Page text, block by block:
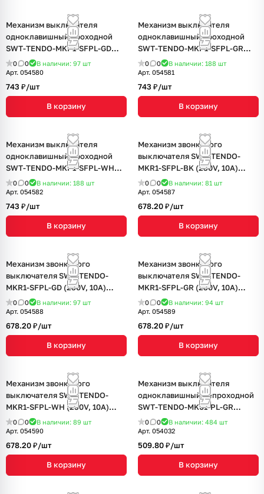
Механизм выключателя
одноклавишный проходной
SWT-TENDO-MKP1-SFPL-GD
(230V, 10A) (Arlight, Матовый
песочный)
0 0 В наличии: 97 шт
Арт. 054580
743 ₽/шт
В корзину
Механизм выключателя
одноклавишный проходной
SWT-TENDO-MKP1-SFPL-GR
(230V, 10A) (Arlight, Матовый
графитовый)
0 0 В наличии: 188 шт
Арт. 054581
743 ₽/шт
В корзину
Механизм выключателя
одноклавишный проходной
SWT-TENDO-MKP1-SFPL-WH
(230V, 10A) (Arlight, Матовый
белый)
0 0 В наличии: 188 шт
Арт. 054582
743 ₽/шт
В корзину
Механизм звонкового
выключателя SWT-TENDO-
MKR1-SFPL-BK (230V, 10A)
(Arlight, Матовый черный)
0 0 В наличии: 81 шт
Арт. 054587
678.20 ₽/шт
В корзину
Механизм звонкового
выключателя SWT-TENDO-
MKR1-SFPL-GD (230V, 10A)
(Arlight, Матовый песочный)
0 0 В наличии: 97 шт
Арт. 054588
678.20 ₽/шт
В корзину
Механизм звонкового
выключателя SWT-TENDO-
MKR1-SFPL-GR (230V, 10A)
(Arlight, Матовый графитовый)
0 0 В наличии: 94 шт
Арт. 054589
678.20 ₽/шт
В корзину
Механизм звонкового
выключателя SWT-TENDO-
MKR1-SFPL-WH (230V, 10A)
(Arlight, Матовый белый)
0 0 В наличии: 89 шт
Арт. 054590
678.20 ₽/шт
В корзину
Механизм выключателя
одноклавишный непроходной
SWT-TENDO-MK01-PL-GR
(230V, 10A) (Arlight,
Графитовый)
0 0 В наличии: 484 шт
Арт. 054032
509.80 ₽/шт
В корзину